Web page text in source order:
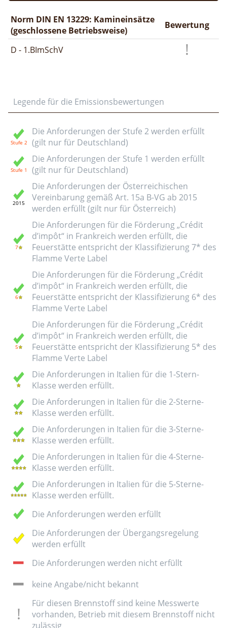
Norm DIN EN 13229: Kamineinsätze
(geschlossene Betriebsweise)
Bewertung
D - 1.BImSchV
Legende für die Emissionsbewertungen
Die Anforderungen der Stufe 2 werden erfüllt
(gilt nur für Deutschland)
Die Anforderungen der Stufe 1 werden erfüllt
(gilt nur für Deutschland)
Die Anforderungen der Österreichischen
Vereinbarung gemäß Art. 15a B-VG ab 2015
werden erfüllt (gilt nur für Österreich)
Die Anforderungen für die Förderung „Crédit
d’impôt“ in Frankreich werden erfüllt, die
Feuerstätte entspricht der Klassifizierung 7* des
Flamme Verte Label
Die Anforderungen für die Förderung „Crédit
d’impôt“ in Frankreich werden erfüllt, die
Feuerstätte entspricht der Klassifizierung 6* des
Flamme Verte Label
Die Anforderungen für die Förderung „Crédit
d’impôt“ in Frankreich werden erfüllt, die
Feuerstätte entspricht der Klassifizierung 5* des
Flamme Verte Label
Die Anforderungen in Italien für die 1-Stern-
Klasse werden erfüllt.
Die Anforderungen in Italien für die 2-Sterne-
Klasse werden erfüllt.
Die Anforderungen in Italien für die 3-Sterne-
Klasse werden erfüllt.
Die Anforderungen in Italien für die 4-Sterne-
Klasse werden erfüllt.
Die Anforderungen in Italien für die 5-Sterne-
Klasse werden erfüllt.
Die Anforderungen werden erfüllt
Die Anforderungen der Übergangsregelung
werden erfüllt
Die Anforderungen werden nicht erfüllt
keine Angabe/nicht bekannt
Für diesen Brennstoff sind keine Messwerte
vorhanden, Betrieb mit diesem Brennstoff nicht
zulässig